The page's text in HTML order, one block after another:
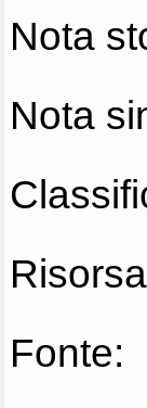
Nota
Nota
Fonte: